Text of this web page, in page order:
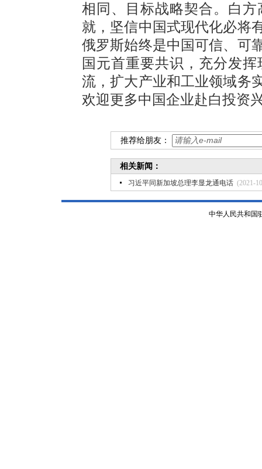
相同、目标战略契合。白
就，坚信中国式现代化必将
俄罗斯始终是中国可信、可
国元首重要共识，充分发
流，扩大产业和工业领域务
欢迎更多中国企业赴白投资
推荐给朋友：
相关新闻：
习近平同新加坡总理李显龙通电话 (2021-
中华人民共和国